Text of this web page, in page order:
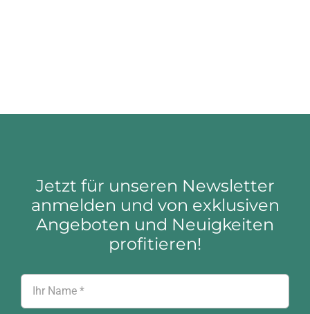
Jetzt für unseren Newsletter
anmelden und von exklusiven
Angeboten und Neuigkeiten
profitieren!